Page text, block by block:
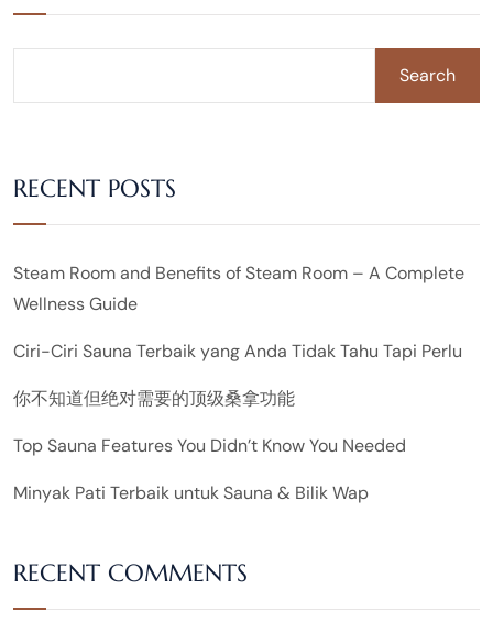
Search
RECENT POSTS
Steam Room and Benefits of Steam Room – A Complete
Wellness Guide
Ciri-Ciri Sauna Terbaik yang Anda Tidak Tahu Tapi Perlu
你不知道但绝对需要的顶级桑拿功能
Top Sauna Features You Didn’t Know You Needed
Minyak Pati Terbaik untuk Sauna & Bilik Wap
RECENT COMMENTS